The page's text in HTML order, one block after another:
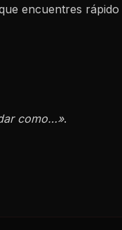
encuentres
como…».